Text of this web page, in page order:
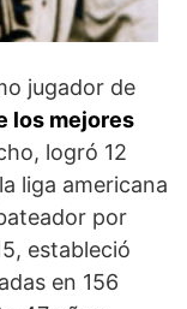
jugador de
los mejores
logró 12
liga americana
por
estableció
en 156